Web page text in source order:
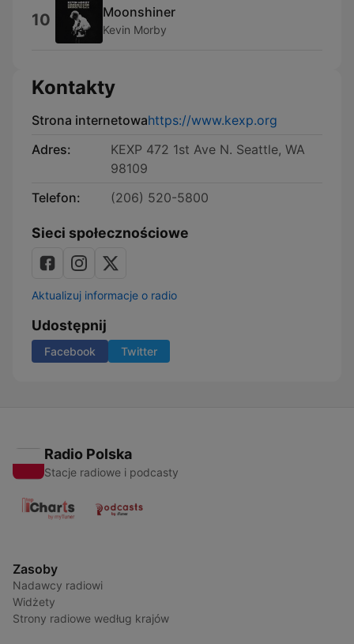
10 Moonshiner
Kevin Morby
Kontakty
Strona internetowahttps://www.kexp.org
Adres:
KEXP 472 1st Ave N. Seattle, WA
98109
Telefon:
(206) 520-5800
Sieci społecznościowe
Aktualizuj informacje o radio
Udostępnij
Facebook Twitter
Radio Polska
Stacje radiowe i podcasty
Zasoby
Nadawcy radiowi
Widżety
Strony radiowe według krajów